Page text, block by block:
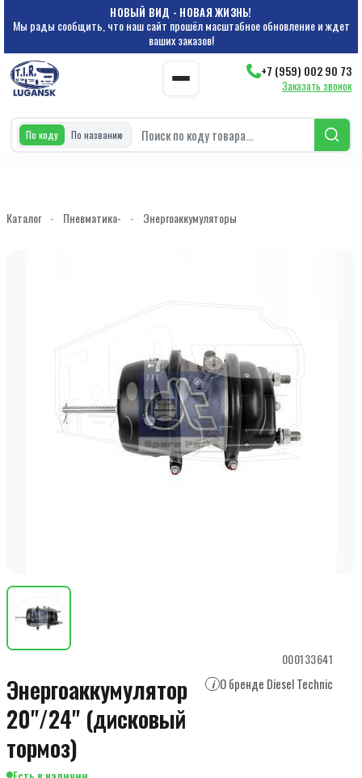
НОВЫЙ ВИД - НОВАЯ ЖИЗНЬ!
Мы рады сообщить, что наш сайт прошёл масштабное обновление и ждет
ваших заказов!
+7 (959) 002 90 73
Заказать звонок
По коду По названию
Каталог - Пневматика- - Энергоаккумуляторы
000133641
Энергоаккумулятор
20"/24" (дисковый
тормоз)
i О бренде Diesel Technic